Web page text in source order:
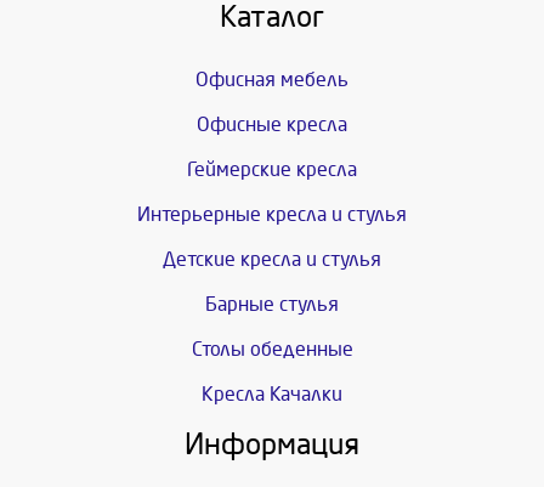
Каталог
Офисная мебель
Офисные кресла
Геймерские кресла
Интерьерные кресла и стулья
Детские кресла и стулья
Барные стулья
Столы обеденные
Кресла Качалки
Информация